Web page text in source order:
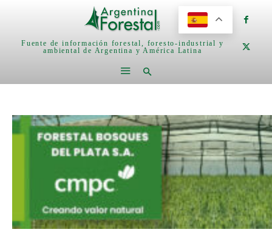
Fuente de información forestal, foresto-industrial y
ambiental de Argentina y América Latina